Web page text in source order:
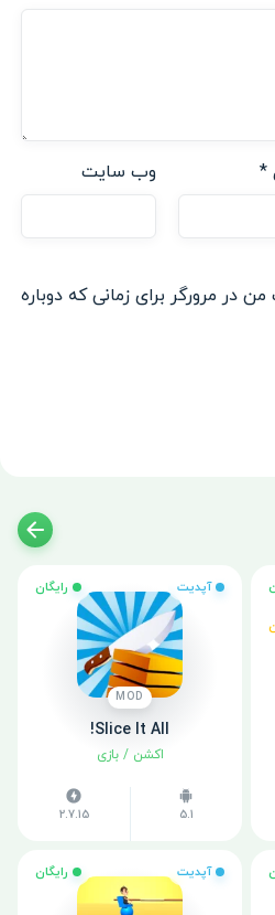
* وب‌ سایت
در مرورگر برای زمانی که دوباره
آپدیت رایگان
MOD
Slice It All!
اکشن /بازی
5.1
2.7.15
آپدیت رایگان